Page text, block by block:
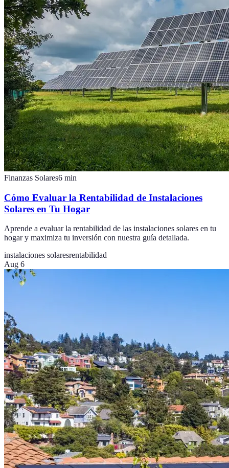
Finanzas Solares6 min
Cómo Evaluar la Rentabilidad de Instalaciones
Solares en Tu Hogar
Aprende a evaluar la rentabilidad de las instalaciones solares en tu
hogar y maximiza tu inversión con nuestra guía detallada.
instalaciones solaresrentabilidad
Aug 6